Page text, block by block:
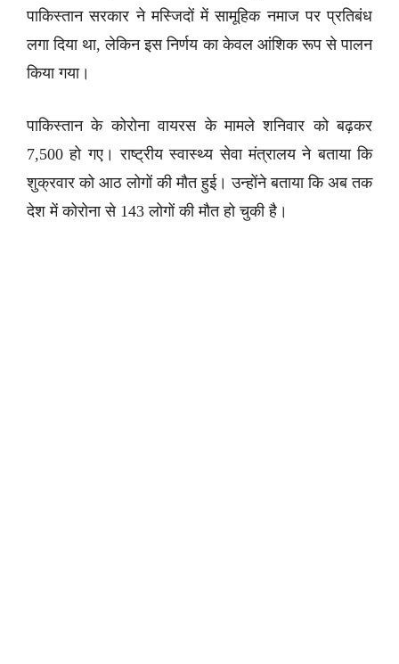
पाकिस्तान सरकार ने मस्जिदों में सामूहिक नमाज पर प्रतिबंध
लगा दिया था, लेकिन इस निर्णय का केवल आंशिक रूप से पालन
किया गया।
पाकिस्तान के कोरोना वायरस के मामले शनिवार को बढ़कर
7,500 हो गए। राष्ट्रीय स्वास्थ्य सेवा मंत्रालय ने बताया कि
शुक्रवार को आठ लोगों की मौत हुई। उन्होंने बताया कि अब तक
देश में कोरोना से 143 लोगों की मौत हो चुकी है।